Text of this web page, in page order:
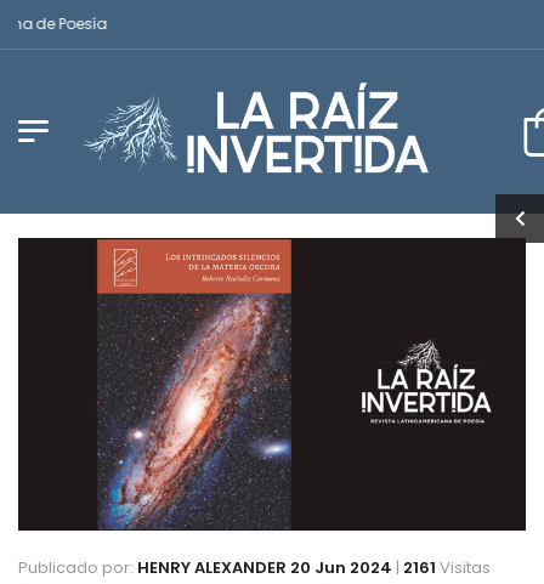
de Poesía
Publicado por: HENRY ALEXANDER 20 Jun 2024 | 2161 Visitas